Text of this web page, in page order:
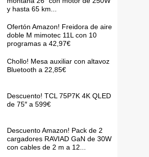
y hasta 65 km...
Ofertón Amazon! Freidora de aire
doble M mimotec 11L con 10
programas a 42,97€
Chollo! Mesa auxiliar con altavoz
Bluetooth a 22,85€
Descuento! TCL 75P7K 4K QLED
de 75″ a 599€
Descuento Amazon! Pack de 2
cargadores RAVIAD GaN de 30W
con cables de 2 m a 12...